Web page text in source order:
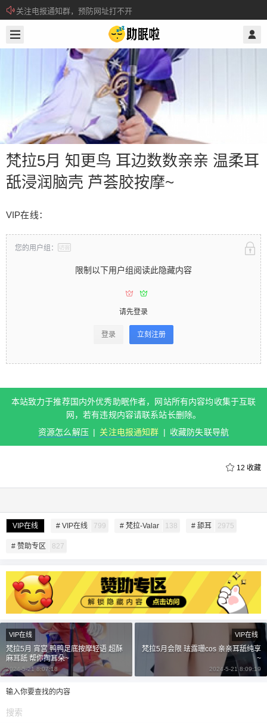
所有注册用户记得每日来签到领取积分。
关注电报通知群，预防网址打不开
梵拉5月 知更鸟 耳边数数亲亲 温柔耳
舐浸润脑壳 芦荟胶按摩~
VIP在线：
限制以下用户组阅读此隐藏内容
请先登录
登录 立刻注册
您的用户组：
本站致力于推荐国内外优秀助眠作者，网站所有内容均收集于互联
网，若有违规内容请联系站长删除。
资源怎么解压 | 关注电报通知群 | 收藏防失联导航
12 收藏
VIP在线 # VIP在线 799 # 梵拉-Valar 138 # 舔耳 2975
# 赞助专区 827
@ 助眠啦
舐浸润脑壳 芦荟胶按摩~
录 登录立刻注册 您的用户组： 本站致力于推荐国
内外优秀助眠作者，网站所有内容均收集于互联
网，若有违规内容请联系站长删除。 资源怎么解压
扫描二维码继续阅读
给undefined打赏
2 元 5 元 10 元
付费内容
¥
VIP在线
梵拉5月 宵宫 鸭鸭足底按摩轻语 超酥
麻耳舐 帮你掏耳朵~
2024-5-21 8:07:18
VIP在线
梵拉5月会限 珐露珊cos 亲亲耳舐纯享
~
2024-5-21 8:09:19
输入你要查找的内容
您没有权限发布内容，请购买会员或者提升权
限。
6位以上
6位以上
忘记密码？